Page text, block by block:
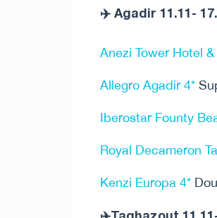
✈️ Agadir 11.11-
Anezi Tower Hotel
Allegro Agadir 4*
Iberostar Founty
Royal Decameron
Kenzi Europa 4*